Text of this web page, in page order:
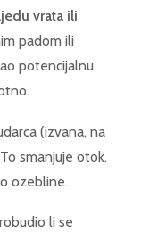
vrata ili
padom ili
potencijalnu
(izvana, na
smanjuje otok.
ozebline.
li se